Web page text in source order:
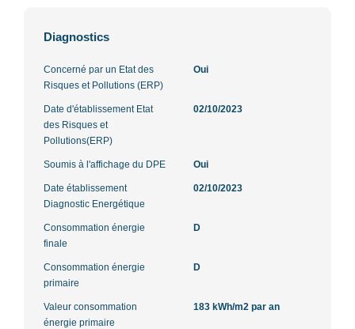
Diagnostics
Concerné par un Etat des
Risques et Pollutions (ERP)
Oui
Date d'établissement Etat
des Risques et
Pollutions(ERP)
02/10/2023
Soumis à l'affichage du DPE Oui
Date établissement
Diagnostic Energétique
02/10/2023
Consommation énergie
finale
D
Consommation énergie
primaire
D
Valeur consommation
énergie primaire
183 kWh/m2 par an